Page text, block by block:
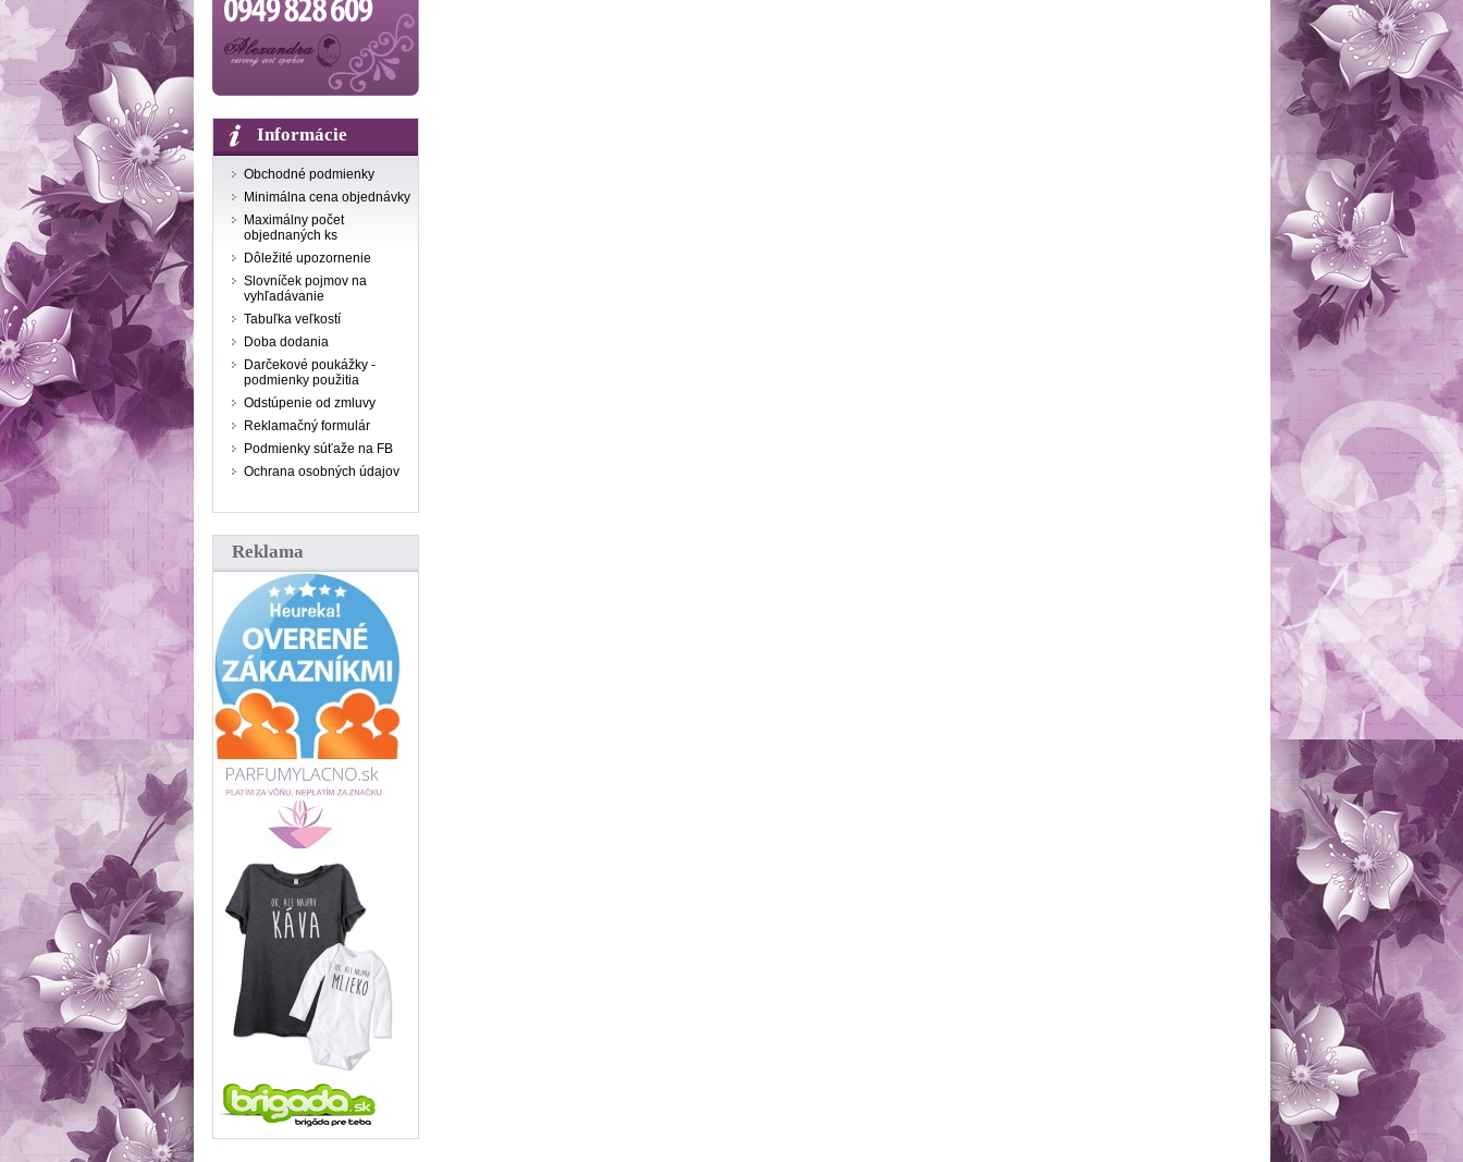
Informácie
Obchodné podmienky
Minimálna cena objednávky
Maximálny počet
objednaných ks
Dôležité upozornenie
Slovníček pojmov na
vyhľadávanie
Tabuľka veľkostí
Doba dodania
Darčekové poukážky -
podmienky použitia
Odstúpenie od zmluvy
Reklamačný formulár
Podmienky súťaže na FB
Ochrana osobných údajov
Reklama